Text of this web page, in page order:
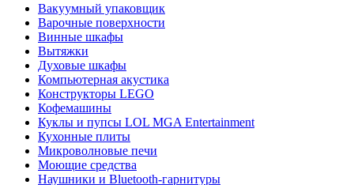
Вакуумный упаковщик
Варочные поверхности
Винные шкафы
Вытяжки
Духовые шкафы
Компьютерная акустика
Конструкторы LEGO
Кофемашины
Куклы и пупсы LOL MGA Entertainment
Кухонные плиты
Микроволновые печи
Моющие средства
Наушники и Bluetooth-гарнитуры